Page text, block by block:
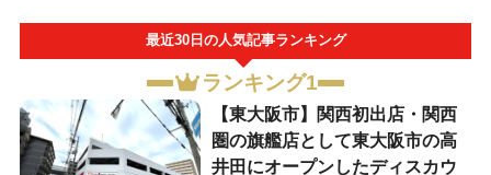
最近30日の人気記事ランキング
ランキング1
【東大阪市】関西初出店・関西
圏の旗艦店として東大阪市の高
井田にオープンしたディスカウ